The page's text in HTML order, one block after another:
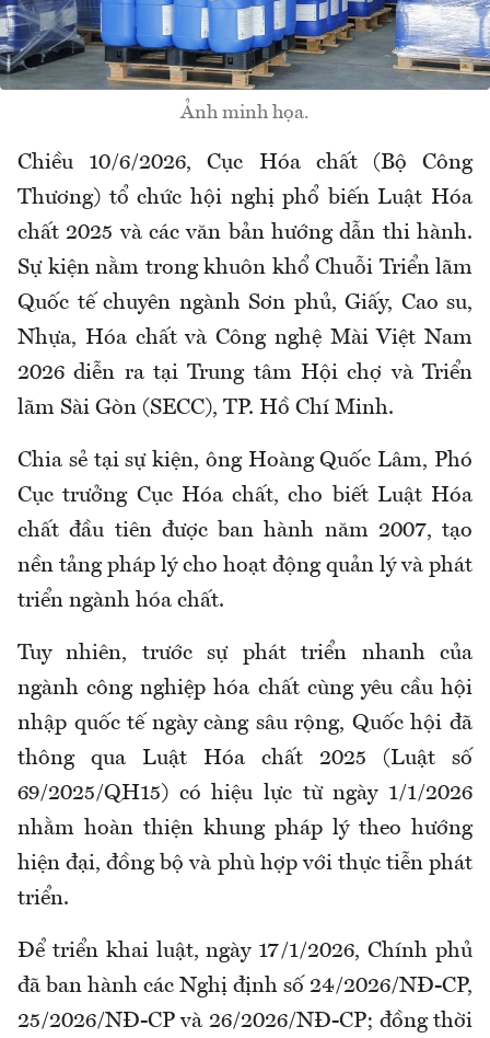
Ảnh minh họa.
Chiều 10/6/2026, Cục Hóa chất (Bộ Công
Thương) tổ chức hội nghị phổ biến Luật Hóa
chất 2025 và các văn bản hướng dẫn thi hành.
Sự kiện nằm trong khuôn khổ Chuỗi Triển lãm
Quốc tế chuyên ngành Sơn phủ, Giấy, Cao su,
Nhựa, Hóa chất và Công nghệ Mài Việt Nam
2026 diễn ra tại Trung tâm Hội chợ và Triển
lãm Sài Gòn (SECC), TP. Hồ Chí Minh.
Chia sẻ tại sự kiện, ông Hoàng Quốc Lâm, Phó
Cục trưởng Cục Hóa chất, cho biết Luật Hóa
chất đầu tiên được ban hành năm 2007, tạo
nền tảng pháp lý cho hoạt động quản lý và phát
triển ngành hóa chất.
Tuy nhiên, trước sự phát triển nhanh của
ngành công nghiệp hóa chất cùng yêu cầu hội
nhập quốc tế ngày càng sâu rộng, Quốc hội đã
thông qua Luật Hóa chất 2025 (Luật số
69/2025/QH15) có hiệu lực từ ngày 1/1/2026
nhằm hoàn thiện khung pháp lý theo hướng
hiện đại, đồng bộ và phù hợp với thực tiễn phát
triển.
Để triển khai luật, ngày 17/1/2026, Chính phủ
đã ban hành các Nghị định số 24/2026/NĐ-CP,
25/2026/NĐ-CP và 26/2026/NĐ-CP; đồng thời